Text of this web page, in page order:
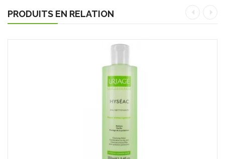
PRODUITS EN RELATION